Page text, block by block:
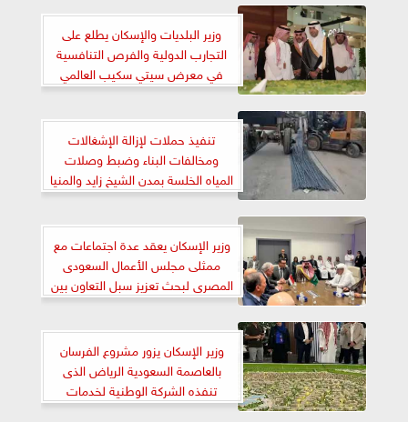
وزير البلديات والإسكان يطلع على
التجارب الدولية والفرص التنافسية
في معرض سيتي سكيب العالمي
2024
تنفيذ حملات لإزالة الإشغالات
ومخالفات البناء وضبط وصلات
المياه الخلسة بمدن الشيخ زايد والمنيا
والشروق
وزير الإسكان يعقد عدة اجتماعات مع
ممثلى مجلس الأعمال السعودى
المصرى لبحث تعزيز سبل التعاون بين
البلدين
وزير الإسكان يزور مشروع الفرسان
بالعاصمة السعودية الرياض الذى
تنفذه الشركة الوطنية لخدمات
الإسكان